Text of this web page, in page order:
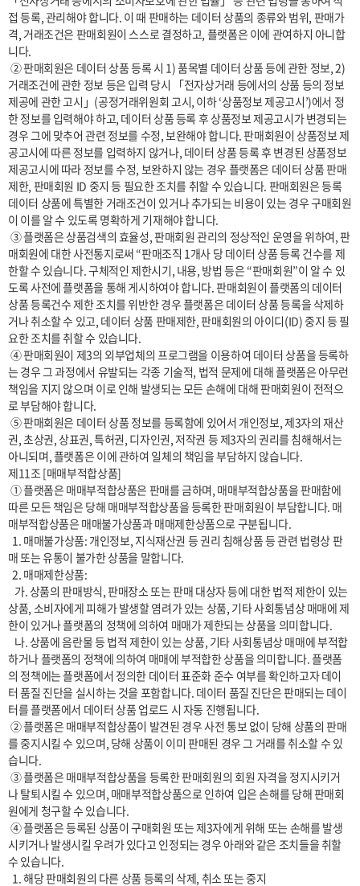
접 등록, 관리해야 합니다. 이 때 판매하는 데이터 상품의 종류와 범위, 판매가
격, 거래조건은 판매회원이 스스로 결정하고, 플랫폼은 이에 관여하지 아니합
니다.
거래조건에 관한 정보 등은 입력 당시 「전자상거래 등에서의 상품 등의 정보
제공에 관한 고시」(공정거래위원회 고시, 이하 ‘상품정보 제공고시’)에서 정
한 정보를 입력해야 하고, 데이터 상품 등록 후 상품정보 제공고시가 변경되는
경우 그에 맞추어 관련 정보를 수정, 보완해야 합니다. 판매회원이 상품정보 제
공고시에 따른 정보를 입력하지 않거나, 데이터 상품 등록 후 변경된 상품정보
제공고시에 따라 정보를 수정, 보완하지 않는 경우 플랫폼은 데이터 상품 판매
제한, 판매회원 ID 중지 등 필요한 조치를 취할 수 있습니다. 판매회원은 등록
데이터 상품에 특별한 거래조건이 있거나 추가되는 비용이 있는 경우 구매회원
이 이를 알 수 있도록 명확하게 기재해야 합니다.
매회원에 대한 사전통지로써 “판매조직 1개사 당 데이터 상품 등록 건수를 제
한할 수 있습니다. 구체적인 제한시기, 내용, 방법 등은 “판매회원”이 알 수 있
도록 사전에 플랫폼을 통해 게시하여야 합니다. 판매회원이 플랫폼의 데이터
상품 등록건수 제한 조치를 위반한 경우 플랫폼은 데이터 상품 등록을 삭제하
거나 취소할 수 있고, 데이터 상품 판매제한, 판매회원의 아이디(ID) 중지 등 필
요한 조치를 취할 수 있습니다.
는 경우 그 과정에서 유발되는 각종 기술적, 법적 문제에 대해 플랫폼은 아무런
책임을 지지 않으며 이로 인해 발생되는 모든 손해에 대해 판매회원이 전적으
로 부담해야 합니다.
권, 초상권, 상표권, 특허권, 디자인권, 저작권 등 제3자의 권리를 침해해서는
아니되며, 플랫폼은 이에 관하여 일체의 책임을 부담하지 않습니다.
제11조 [매매부적합상품]
따른 모든 책임은 당해 매매부적합상품을 등록한 판매회원이 부담합니다. 매
매부적합상품은 매매불가상품과 매매제한상품으로 구분됩니다.
매 또는 유통이 불가한 상품을 말합니다.
  2. 매매제한상품:
상품, 소비자에게 피해가 발생할 염려가 있는 상품, 기타 사회통념상 매매에 제
한이 있거나 플랫폼의 정책에 의하여 매매가 제한되는 상품을 의미합니다.
하거나 플랫폼의 정책에 의하여 매매에 부적합한 상품을 의미합니다. 플랫폼
의 정책에는 플랫폼에서 정의한 데이터 표준화 준수 여부를 확인하고자 데이
터 품질 진단을 실시하는 것을 포함합니다. 데이터 품질 진단은 판매되는 데이
터를 플랫폼에서 데이터 상품 업로드 시 자동 진행됩니다.
를 중지시킬 수 있으며, 당해 상품이 이미 판매된 경우 그 거래를 취소할 수 있
습니다.
나 탈퇴시킬 수 있으며, 매매부적합상품으로 인하여 입은 손해를 당해 판매회
원에게 청구할 수 있습니다.
시키거나 발생시킬 우려가 있다고 인정되는 경우 아래와 같은 조치들을 취할
수 있습니다.